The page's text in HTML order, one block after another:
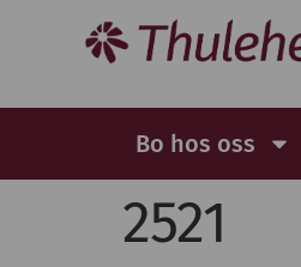
Bo hos oss
2521